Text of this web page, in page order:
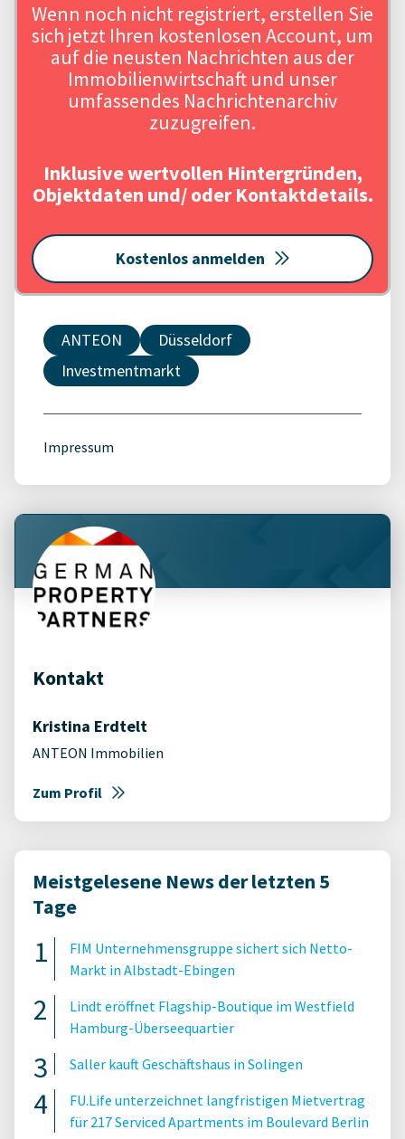
Wenn noch nicht registriert, erstellen Sie
sich jetzt Ihren kostenlosen Account, um
auf die neusten Nachrichten aus der
Immobilienwirtschaft und unser
umfassendes Nachrichtenarchiv
zuzugreifen.
Inklusive wertvollen Hintergründen,
Objektdaten und/ oder Kontaktdetails.
Kostenlos anmelden
ANTEON
Düsseldorf
Investmentmarkt
Impressum
Kontakt
Kristina Erdtelt
ANTEON Immobilien
Zum Profil
Meistgelesene News der letzten 5
Tage
FIM Unternehmensgruppe sichert sich Netto-
Markt in Albstadt-Ebingen
Lindt eröffnet Flagship-Boutique im Westfield
Hamburg-Überseequartier
Saller kauft Geschäftshaus in Solingen
FU.Life unterzeichnet langfristigen Mietvertrag
für 217 Serviced Apartments im Boulevard Berlin